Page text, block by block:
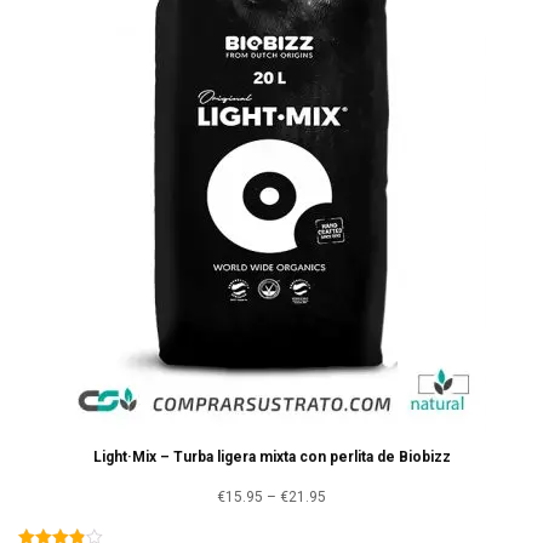
Light·Mix – Turba ligera mixta con perlita de Biobizz
€15.95 – €21.95